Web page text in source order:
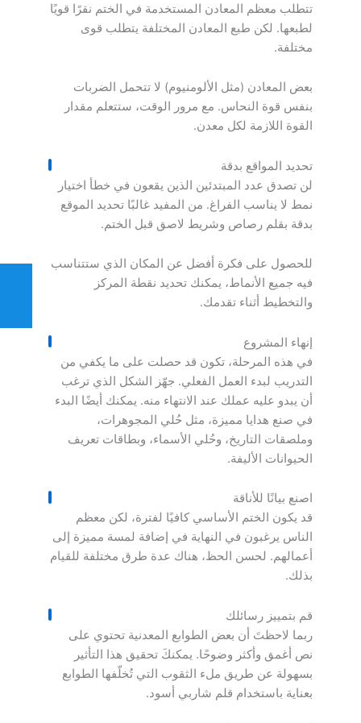
تتطلب معظم المعادن المستخدمة في الختم نقرًا قويًا
لطبعها. لكن طبع المعادن المختلفة يتطلب قوى
مختلفة.
بعض المعادن (مثل الألومنيوم) لا تتحمل الضربات
بنفس قوة النحاس. مع مرور الوقت، ستتعلم مقدار
القوة اللازمة لكل معدن.
تحديد المواقع بدقة
لن تصدق عدد المبتدئين الذين يقعون في خطأ اختيار
نمط لا يناسب الفراغ. من المفيد غالبًا تحديد الموقع
بدقة بقلم رصاص وشريط لاصق قبل الختم.
للحصول على فكرة أفضل عن المكان الذي ستتناسب
فيه جميع الأنماط، يمكنك تحديد نقطة المركز
والتخطيط أثناء تقدمك.
إنهاء المشروع
في هذه المرحلة، تكون قد حصلت على ما يكفي من
التدريب لبدء العمل الفعلي. جهّز الشكل الذي ترغب
أن يبدو عليه عملك عند الانتهاء منه. يمكنك أيضًا البدء
في صنع هدايا مميزة، مثل حُلي المجوهرات،
وملصقات التاريخ، وحُلي الأسماء، وبطاقات تعريف
الحيوانات الأليفة.
اصنع بيانًا للأناقة
قد يكون الختم الأساسي كافيًا لفترة، لكن معظم
الناس يرغبون في النهاية في إضافة لمسة مميزة إلى
أعمالهم. لحسن الحظ، هناك عدة طرق مختلفة للقيام
بذلك.
قم بتمييز رسائلك
ربما لاحظتَ أن بعض الطوابع المعدنية تحتوي على
نص أغمق وأكثر وضوحًا. يمكنكَ تحقيق هذا التأثير
بسهولة عن طريق ملء الثقوب التي تُخلّفها الطوابع
بعناية باستخدام قلم شاربي أسود.